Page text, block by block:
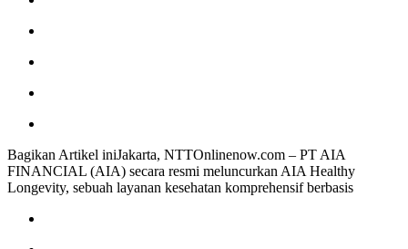
Bagikan Artikel iniJakarta, NTTOnlinenow.com – PT AIA
FINANCIAL (AIA) secara resmi meluncurkan AIA Healthy
Longevity, sebuah layanan kesehatan komprehensif berbasis